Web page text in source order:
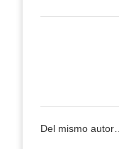
Del mismo autor…